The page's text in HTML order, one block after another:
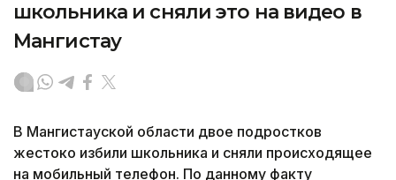
школьника и сняли это на видео в
Мангистау
В Мангистауской области двое подростков
жестоко избили школьника и сняли происходящее
на мобильный телефон. По данному факту